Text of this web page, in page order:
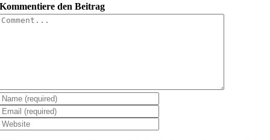
Kommentiere den Beitrag